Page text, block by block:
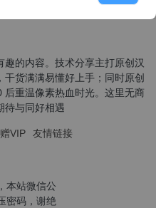
的内容。技术分享主打原创汉
货满满易懂好上手；同时原创
重温像素热血时光。这里无商
待与同好相遇
VIP 友情链接
本站微信公
密码，谢绝